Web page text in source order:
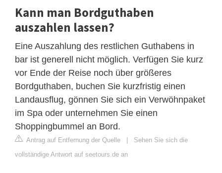
Kann man Bordguthaben
auszahlen lassen?
Eine Auszahlung des restlichen Guthabens in
bar ist generell nicht möglich. Verfügen Sie kurz
vor Ende der Reise noch über größeres
Bordguthaben, buchen Sie kurzfristig einen
Landausflug, gönnen Sie sich ein Verwöhnpaket
im Spa oder unternehmen Sie einen
Shoppingbummel an Bord.
Antrag auf Entfernung der Quelle
Sehen Sie sich die
vollständige Antwort auf seetours.de an